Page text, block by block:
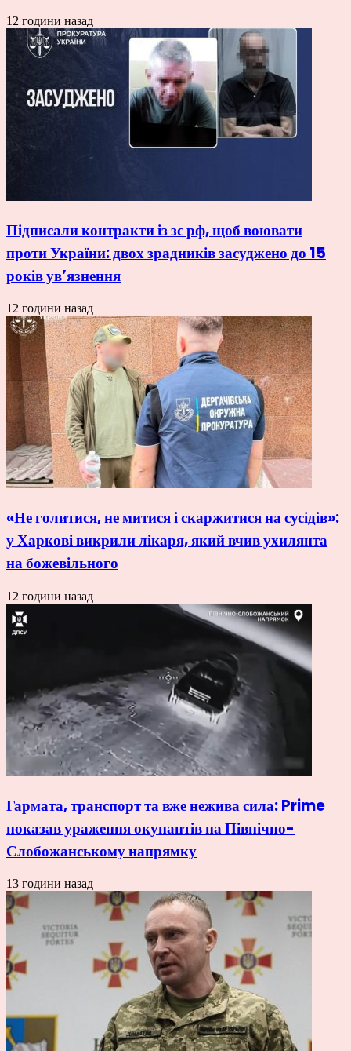
12 години назад
Підписали контракти із зс рф, щоб воювати
проти України: двох зрадників засуджено до 15
років ув’язнення
12 години назад
«Не голитися, не митися і скаржитися на сусідів»:
у Харкові викрили лікаря, який вчив ухилянта
на божевільного
12 години назад
Гармата, транспорт та вже нежива сила: Prime
показав ураження окупантів на Північно-
Слобожанському напрямку
13 години назад